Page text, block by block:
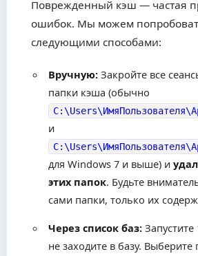
Поврежденный кэш — частая
ошибок. Мы можем
следующими способами:
Вручную: Закройте все
папки кэша (обычно
и
для Windows 7 и выше) и
этих папок. Будьте
сами папки, только их
Через список баз:
не заходите в базу.